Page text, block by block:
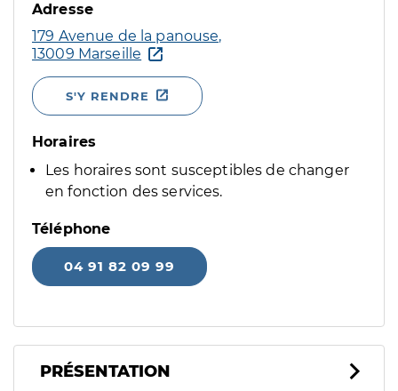
Adresse
179 Avenue de la panouse,
13009 Marseille
S'Y RENDRE
Horaires
Les horaires sont susceptibles de changer
en fonction des services.
Téléphone
04 91 82 09 99
PRÉSENTATION